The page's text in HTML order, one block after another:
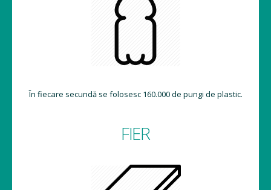
În fiecare secundă se folosesc 160.000 de pungi de plastic.
FIER